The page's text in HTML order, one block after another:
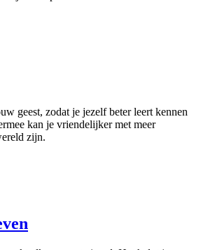
geest, zodat je jezelf beter leert kennen
kan je vriendelijker met meer
zijn.